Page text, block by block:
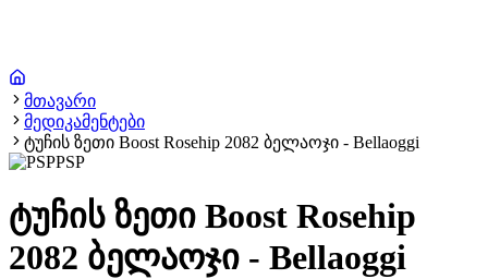
მთავარი
მედიკამენტები
ტუჩის ზეთი Boost Rosehip 2082 ბელაოჯი - Bellaoggi
PSP
ტუჩის ზეთი Boost Rosehip
2082 ბელაოჯი - Bellaoggi